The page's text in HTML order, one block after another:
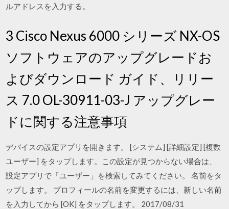
ルアドレスを入力する。
3 Cisco Nexus 6000 シリーズ NX-OS
ソフトウェアのアップグレードお
よびダウンロード ガイド、リリー
ス 7.0 OL-30911-03-J アップグレー
ドに関する注意事項
デバイスの設定アプリを開きます。 [システム] [詳細設定] [複数
ユーザー] をタップします。この設定が見つからない場合は、
設定アプリで「ユーザー」を検索してみてください。 名前をタ
ップします。 プロフィールの名前を変更するには、新しい名前
を入力してから [OK] をタップします。 2017/08/31